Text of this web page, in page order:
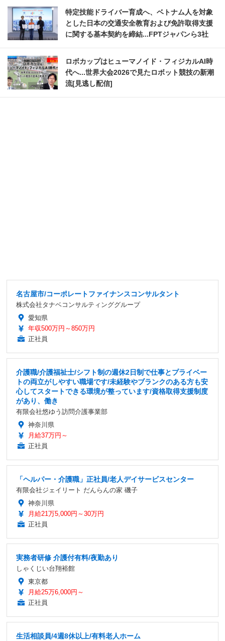
特定技能ドライバー育成へ、ベトナム人を対象
とした日本の交通安全教育および免許取得支援
に関する基本契約を締結...FPTジャパンら3社
ロボカップはヒューマノイド・フィジカルAI時
代へ...世界大会2026で見たロボット競技の新潮
流[見逃し配信]
名古屋市/コーポレートファイナンスコンサルタント
株式会社タナベコンサルティンググループ
愛知県
年収500万円～850万円
正社員
介護職/介護福祉士/シフト制の週休2日制で仕事とプライベー
トの両立がしやすい職場です/未経験やブランクのある方も安
心してスタートできる環境が整っています/資格取得支援制度
があり、働き
有限会社悠ゆう訪問介護事業部
神奈川県
月給37万円～
正社員
「ヘルパー・介護職」正社員/老人デイサービスセンター
有限会社ジェイリート だんらんの家 磯子
神奈川県
月給21万5,000円～30万円
正社員
実務者研修 介護付有料/夜勤あり
しゃくじい台翔裕館
東京都
月給25万6,000円～
正社員
生活相談員/4週8休以上/有料老人ホーム